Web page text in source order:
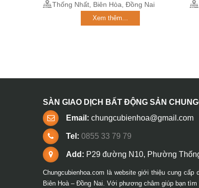
Thống Nhất, Biên Hòa, Đồng Nai
Xem thêm...
SÀN GIAO DỊCH BẤT ĐỘNG SẢN
Email: chungcubienhoa@gmail.com
Tel: 0855 33 79 79
Add: P29 đường N10, Phường
Chungcubienhoa.com là website giới thiệu cung
Biên Hoà – Đồng Nai. Với phương châm giúp bạn